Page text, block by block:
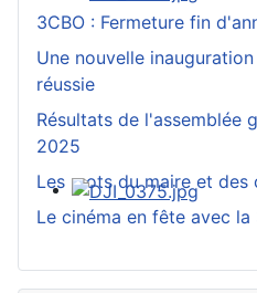
3CBO : Fermeture fin
Une nouvelle
réussie
Résultats de l'assemblée
2025
Les mots du maire et des
Le cinéma en fête avec la